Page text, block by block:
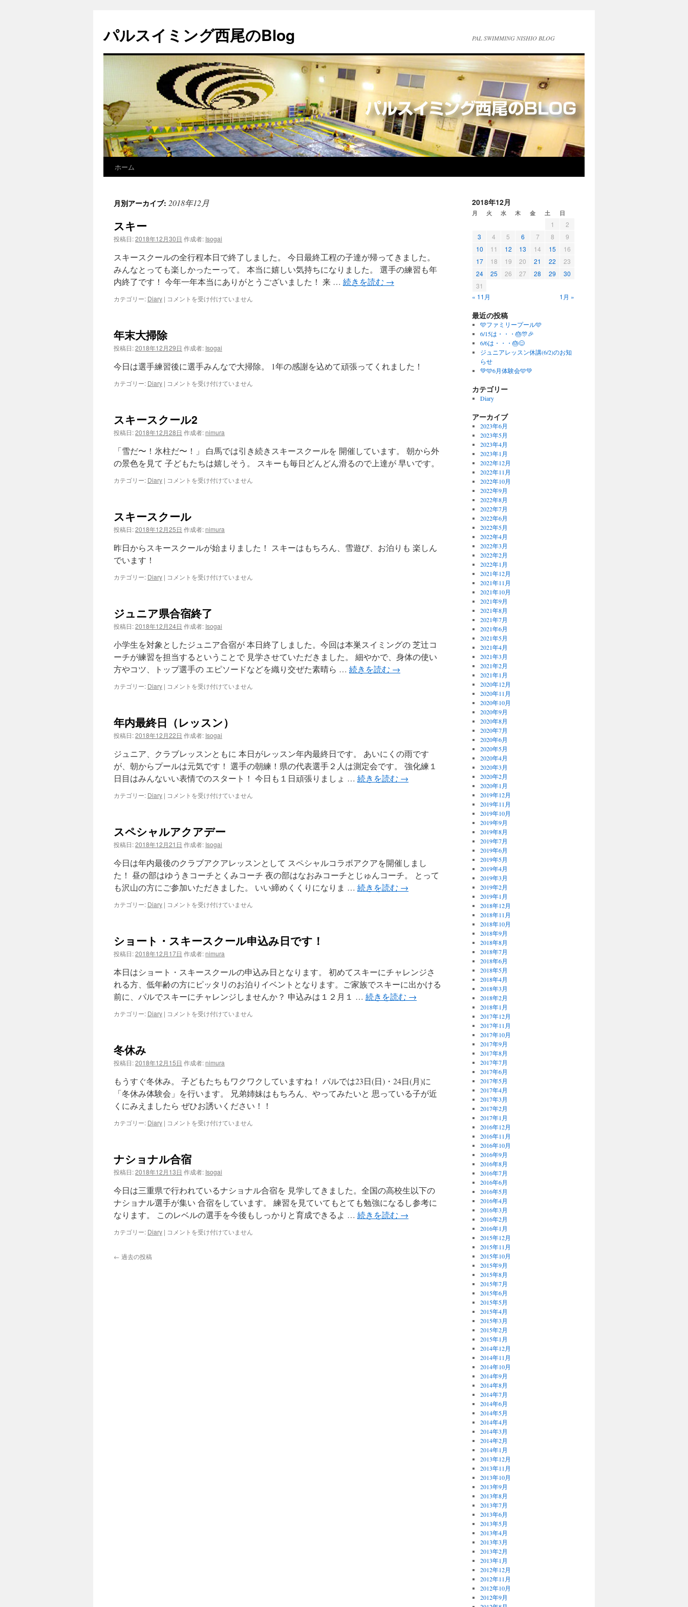
パルスイミング西尾のBlog PAL SWIMMING NISHIO BLOG
テ
ホーム
月別アーカイブ: 2018年12月
スキー
投稿日:2018年12月30日 作成者: Isogai
スキースクールの全行程本日で終了しました。 今日最終工程の子達が帰ってきました。
みんなとっても楽しかったーって。 本当に嬉しい気持ちになりました。 選手の練習も年
内終了です！ 今年一年本当にありがとうございました！ 来 … 続きを読む →
カテゴリー: Diary | ス
コメントを受け付けていません
年末大掃除
投稿日:2018年12月29日 作成者: Isogai
今日は選手練習後に選手みんなで大掃除。 1年の感謝を込めて頑張ってくれました！
カテゴリー: Diary | 年
除
は
コメントを受け付けていません
スキースクール2
投稿日:2018年12月28日 作成者: nimura
「雪だ〜！氷柱だ〜！」 白馬では引き続きスキースクールを 開催しています。 朝から外
の景色を見て 子どもたちは嬉しそう。 スキーも毎日どんどん滑るので上達が 早いです。
カテゴリー: Diary | ス
ク
ー
ル
は
コメントを受け付けていません
スキースクール
投稿日:2018年12月25日 作成者: nimura
昨日からスキースクールが始まりました！ スキーはもちろん、雪遊び、お泊りも 楽しん
でいます！
カテゴリー: Diary | ス
ク
ー
ル
コメントを受け付けていません
ジュニア県合宿終了
投稿日:2018年12月24日 作成者: Isogai
小学生を対象としたジュニア合宿が 本日終了しました。今回は本巣スイミングの 芝辻コ
ーチが練習を担当するということで 見学させていただきました。 細やかで、身体の使い
方やコツ、トップ選手の エピソードなどを織り交ぜた素晴ら … 続きを読む →
カテゴリー: Diary | ジ
合
宿
終
了
は
コメントを受け付けていません
年内最終日（レッスン）
投稿日:2018年12月22日 作成者: Isogai
ジュニア、クラブレッスンともに 本日がレッスン年内最終日です。 あいにくの雨です
が、朝からプールは元気です！ 選手の朝練！県の代表選手２人は測定会です。 強化練１
日目はみんないい表情でのスタート！ 今日も１日頑張りましょ … 続きを読む →
カテゴリー: Diary | 年
日
（レ
ッ
ス
ン）
は
コメントを受け付けていません
スペシャルアクアデー
投稿日:2018年12月21日 作成者: Isogai
今日は年内最後のクラブアクアレッスンとして スペシャルコラボアクアを開催しまし
た！ 昼の部はゆうきコーチとくみコーチ 夜の部はなおみコーチとじゅんコーチ。 とって
も沢山の方にご参加いただきました。 いい締めくくりになりま … 続きを読む →
カテゴリー: Diary | ス
ル
ア
ク
ア
デ
ー
は
コメントを受け付けていません
ショート・スキースクール申込み日です！
投稿日:2018年12月17日 作成者: nimura
本日はショート・スキースクールの申込み日となります。 初めてスキーにチャレンジさ
れる方、低年齢の方にピッタリのお泊りイベントとなります。ご家族でスキーに出かける
前に、パルでスキーにチャレンジしませんか？ 申込みは１２月１ … 続きを読む →
カテゴリー: Diary | シ
キ
ー
ス
ク
ー
ル
込
す！
は
コメントを受け付けていません
冬休み
投稿日:2018年12月15日 作成者: nimura
もうすぐ冬休み。 子どもたちもワクワクしていますね！ パルでは23日(日)・24日(月)に
「冬休み体験会」を行います。 兄弟姉妹はもちろん、やってみたいと 思っている子が近
くにみえましたら ぜひお誘いください！！
カテゴリー: Diary | 冬
コメントを受け付けていません
ナショナル合宿
投稿日:2018年12月13日 作成者: Isogai
今日は三重県で行われているナショナル合宿を 見学してきました。全国の高校生以下の
ナショナル選手が集い 合宿をしています。 練習を見ていてもとても勉強になるし参考に
なります。 このレベルの選手を今後もしっかりと育成できるよ … 続きを読む →
カテゴリー: Diary | ナ
コメントを受け付けていません
← 過去の投稿
2018年12月
月 火 水 木 金 土 日
1
2
3
4 5 6 7 8
9
10
11 12 13 14 15
16
17
18 19 20 21 22
23
24
25 26 27 28 29
30
31
« 11月
1月 »
最近の投稿
🩵ファミリープール🩵
6/15は・・・🎂🎊🎉
6/6は・・・🎂😊
ジュニアレッスン休講(6/2)のお知
らせ
💚🩵6月体験会🩵💚
カテゴリー
Diary
アーカイブ
2023年6月
2023年5月
2023年4月
2023年1月
2022年12月
2022年11月
2022年10月
2022年9月
2022年8月
2022年7月
2022年6月
2022年5月
2022年4月
2022年3月
2022年2月
2022年1月
2021年12月
2021年11月
2021年10月
2021年9月
2021年8月
2021年7月
2021年6月
2021年5月
2021年4月
2021年3月
2021年2月
2021年1月
2020年12月
2020年11月
2020年10月
2020年9月
2020年8月
2020年7月
2020年6月
2020年5月
2020年4月
2020年3月
2020年2月
2020年1月
2019年12月
2019年11月
2019年10月
2019年9月
2019年8月
2019年7月
2019年6月
2019年5月
2019年4月
2019年3月
2019年2月
2019年1月
2018年12月
2018年11月
2018年10月
2018年9月
2018年8月
2018年7月
2018年6月
2018年5月
2018年4月
2018年3月
2018年2月
2018年1月
2017年12月
2017年11月
2017年10月
2017年9月
2017年8月
2017年7月
2017年6月
2017年5月
2017年4月
2017年3月
2017年2月
2017年1月
2016年12月
2016年11月
2016年10月
2016年9月
2016年8月
2016年7月
2016年6月
2016年5月
2016年4月
2016年3月
2016年2月
2016年1月
2015年12月
2015年11月
2015年10月
2015年9月
2015年8月
2015年7月
2015年6月
2015年5月
2015年4月
2015年3月
2015年2月
2015年1月
2014年12月
2014年11月
2014年10月
2014年9月
2014年8月
2014年7月
2014年6月
2014年5月
2014年4月
2014年3月
2014年2月
2014年1月
2013年12月
2013年11月
2013年10月
2013年9月
2013年8月
2013年7月
2013年6月
2013年5月
2013年4月
2013年3月
2013年2月
2013年1月
2012年12月
2012年11月
2012年10月
2012年9月